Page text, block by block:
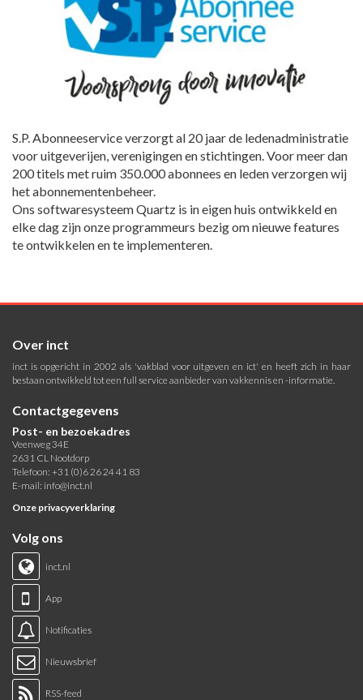
S.P. Abonneeservice verzorgt al 20 jaar de ledenadministratie
voor uitgeverijen, verenigingen en stichtingen. Voor meer dan
200 titels met ruim 350.000 abonnees en leden verzorgen wij
het abonnementenbeheer.
Ons softwaresysteem Quartz is in eigen huis ontwikkeld en
elke dag zijn onze programmeurs bezig om nieuwe features
te ontwikkelen en te implementeren.
Over inct
inct is opgericht in 2002 als 'vakblad voor uitgeven en ict' en heeft zich in haar
bestaan ontwikkeld tot een full service aanbieder van vakkennis en -informatie.
Contactgegevens
Post- en bezoekadres
Veenweg 34E
2631 CL Nootdorp
Telefoon: +31 (0)6 26 24 41 83
E-mail: info@inct.nl
Onze privacyverklaring
Volg ons
inct.nl
App
Notificaties
Nieuwsbrief
RSS-feed